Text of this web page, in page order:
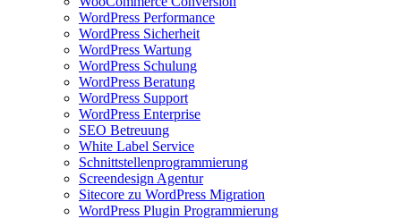
WordPress Performance
WordPress Sicherheit
WordPress Wartung
WordPress Schulung
WordPress Beratung
WordPress Support
WordPress Enterprise
SEO Betreuung
White Label Service
Schnittstellenprogrammierung
Screendesign Agentur
Sitecore zu WordPress Migration
WordPress Plugin Programmierung